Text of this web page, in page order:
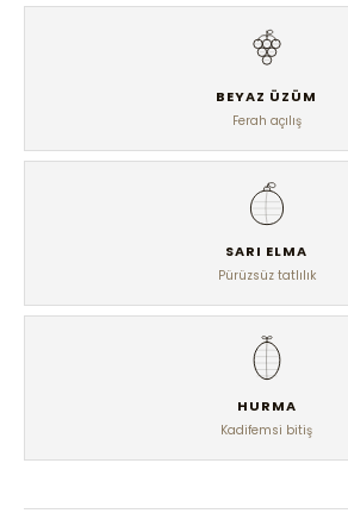
BEYAZ ÜZÜM
Ferah açılış
SARI ELMA
Pürüzsüz tatlılık
HURMA
Kadifemsi bitiş